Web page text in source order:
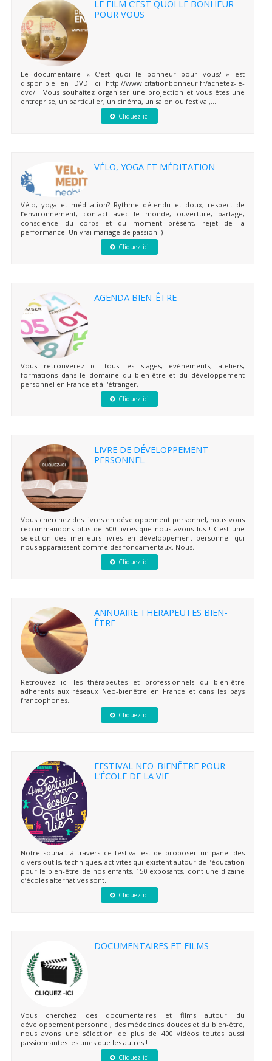
LE FILM C’EST QUOI LE BONHEUR
POUR VOUS
Le documentaire « C’est quoi le bonheur pour vous? » est
disponible en DVD ici http://www.citationbonheur.fr/achetez-le-
dvd/ ! Vous souhaitez organiser une projection et vous êtes une
entreprise, un particulier, un cinéma, un salon ou festival,...
Cliquez ici
VÉLO, YOGA ET MÉDITATION
Vélo, yoga et méditation? Rythme détendu et doux, respect de
l’environnement, contact avec le monde, ouverture, partage,
conscience du corps et du moment présent, rejet de la
performance. Un vrai mariage de passion :)
Cliquez ici
AGENDA BIEN-ÊTRE
Vous retrouverez ici tous les stages, événements, ateliers,
formations dans le domaine du bien-être et du développement
personnel en France et à l'étranger.
Cliquez ici
LIVRE DE DÉVELOPPEMENT
PERSONNEL
Vous cherchez des livres en développement personnel, nous vous
recommandons plus de 500 livres que nous avons lus ! C'est une
sélection des meilleurs livres en développement personnel qui
nous apparaissent comme des fondamentaux. Nous...
Cliquez ici
ANNUAIRE THERAPEUTES BIEN-
ÊTRE
Retrouvez ici les thérapeutes et professionnels du bien-être
adhérents aux réseaux Neo-bienêtre en France et dans les pays
francophones.
Cliquez ici
FESTIVAL NEO-BIENÊTRE POUR
L’ÉCOLE DE LA VIE
Notre souhait à travers ce festival est de proposer un panel des
divers outils, techniques, activités qui existent autour de l’éducation
pour le bien-être de nos enfants. 150 exposants, dont une dizaine
d’écoles alternatives sont...
Cliquez ici
DOCUMENTAIRES ET FILMS
Vous cherchez des documentaires et films autour du
développement personnel, des médecines douces et du bien-être,
nous avons une sélection de plus de 400 vidéos toutes aussi
passionnantes les unes que les autres !
Cliquez ici